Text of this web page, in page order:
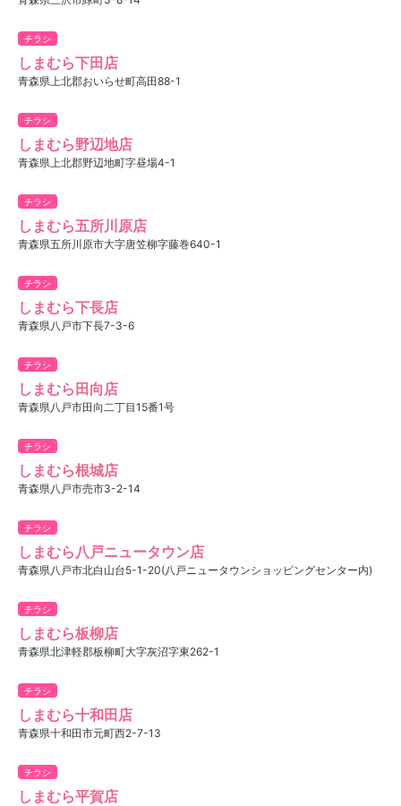
チラシ
しまむら下田店
青森県上北郡おいらせ町高田88-1
チラシ
しまむら野辺地店
青森県上北郡野辺地町字昼場4-1
チラシ
しまむら五所川原店
青森県五所川原市大字唐笠柳字藤巻640-1
チラシ
しまむら下長店
青森県八戸市下長7-3-6
チラシ
しまむら田向店
青森県八戸市田向二丁目15番1号
チラシ
しまむら根城店
青森県八戸市売市3-2-14
チラシ
しまむら八戸ニュータウン店
青森県八戸市北白山台5-1-20(八戸ニュータウンショッピングセンター内)
チラシ
しまむら板柳店
青森県北津軽郡板柳町大字灰沼字東262-1
チラシ
しまむら十和田店
青森県十和田市元町西2-7-13
チラシ
しまむら平賀店